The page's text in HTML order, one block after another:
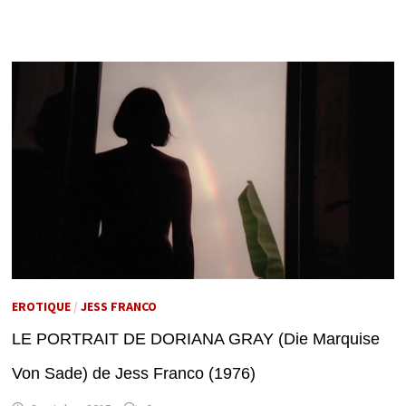
EROTIQUE/ JESS FRANCO
LE PORTRAIT DE DORIANA GRAY (Die Marquise
Von Sade) de Jess Franco (1976)